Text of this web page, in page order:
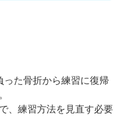
た骨折から練習に復帰
、練習方法を見直す必要